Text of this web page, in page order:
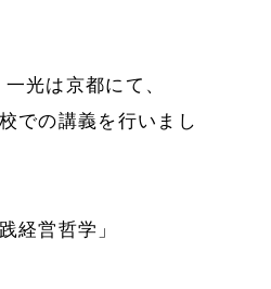
光は京都にて、
での講義を行いまし
経営哲学」